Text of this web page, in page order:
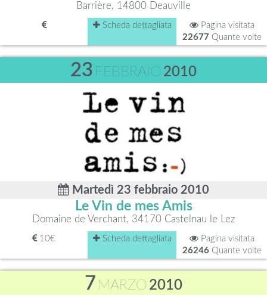
Barrière, 14800 Deauville
Scheda dettagliata
Pagina visitata
22677 Quante volte
23 FEBBRAIO 2010
Martedì 23 febbraio 2010
Le Vin de mes Amis
Domaine de Verchant, 34170 Castelnau le Lez
10€ Scheda dettagliata
Pagina visitata
26246Quante volte
7 MARZO 2010